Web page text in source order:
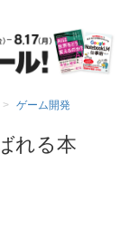
ゲーム開発
れる本